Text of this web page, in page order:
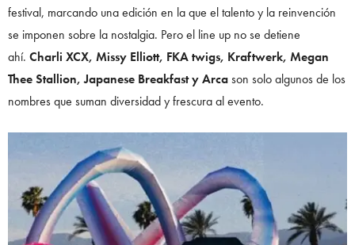
festival, marcando una edición en la que el talento y la reinvención
se imponen sobre la nostalgia. Pero el line up no se detiene
ahí. Charli XCX, Missy Elliott, FKA twigs, Kraftwerk, Megan
Thee Stallion, Japanese Breakfast y Arcason solo algunos de los
nombres que suman diversidad y frescura al evento.